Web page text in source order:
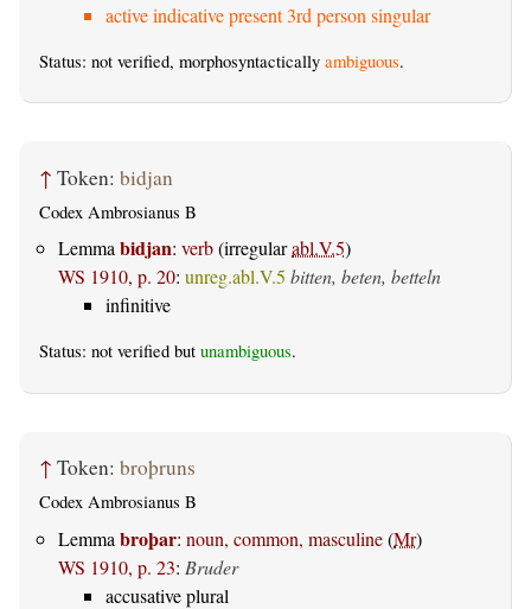
active indicative present 3rd person singular
Status: not verified, morphosyntactically ambiguous.
↑ Token: bidjan
Codex Ambrosianus B
Lemmabidjan: verb(irregularabl.V.5)
WS 1910, p. 20: unreg.abl.V.5 bitten, beten, betteln
infinitive
Status: not verified but unambiguous.
↑ Token: broþruns
Codex Ambrosianus B
Lemma broþar: noun, common, masculine(Mr)
WS 1910, p. 23: Bruder
accusative plural